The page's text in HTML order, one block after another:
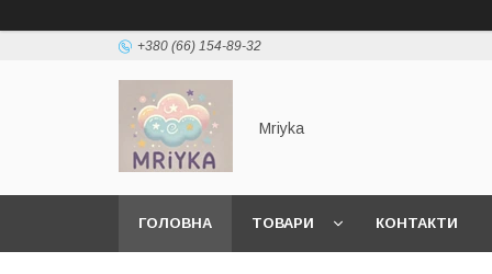
+380 (66) 154-89-32
Mriyka
ГОЛОВНА ТОВАРИ КОНТАКТИ